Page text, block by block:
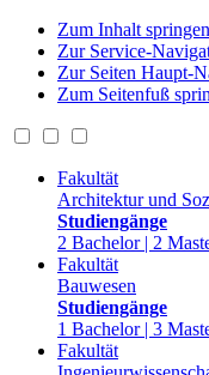
Zum Inhalt springen
Zur Service-
Zur Seiten Haupt-
Zum Seitenfuß
Fakultät
Architektur und
Studiengänge
2 Bachelor | 2
Fakultät
Bauwesen
Studiengänge
1 Bachelor | 3
Fakultät